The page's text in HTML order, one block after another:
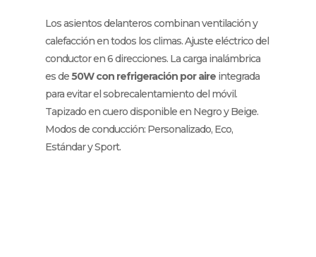
Los asientos delanteros combinan ventilación y
calefacción en todos los climas. Ajuste eléctrico del
conductor en 6 direcciones. La carga inalámbrica
es de50W con refrigeración por aire integrada
para evitar el sobrecalentamiento del móvil.
Tapizado en cuero disponible en Negro y Beige.
Modos de conducción: Personalizado, Eco,
Estándar y Sport.